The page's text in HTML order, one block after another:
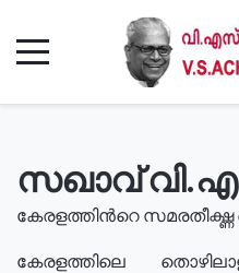
സഖാവ്
കേരളത്തിൻറെ
കേരളത്തിലെ